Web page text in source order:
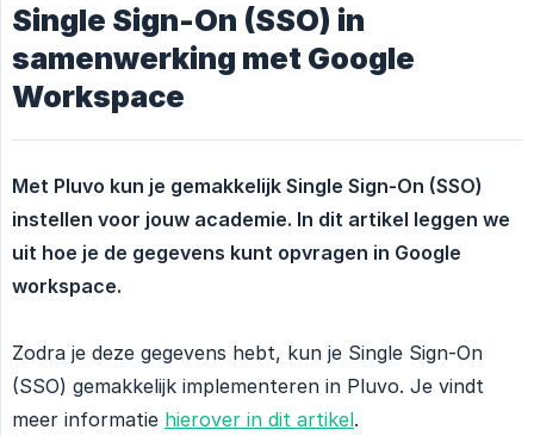
Single Sign-On (SSO) in
samenwerking met Google
Workspace
Met Pluvo kun je gemakkelijk Single Sign-On (SSO)
instellen voor jouw academie. In dit artikel leggen we
uit hoe je de gegevens kunt opvragen in Google
workspace.
Zodra je deze gegevens hebt, kun je Single Sign-On
(SSO) gemakkelijk implementeren in Pluvo. Je vindt
meer informatie hierover in dit artikel.